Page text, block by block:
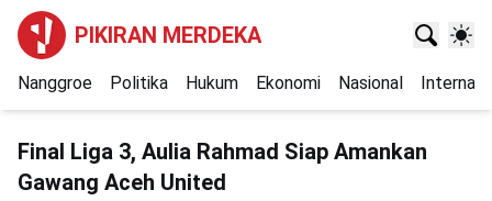
PIKIRAN MERDEKA
Nanggroe Politika Hukum Ekonomi Nasional
Final Liga 3, Aulia Rahmad Siap Amankan
Gawang Aceh United